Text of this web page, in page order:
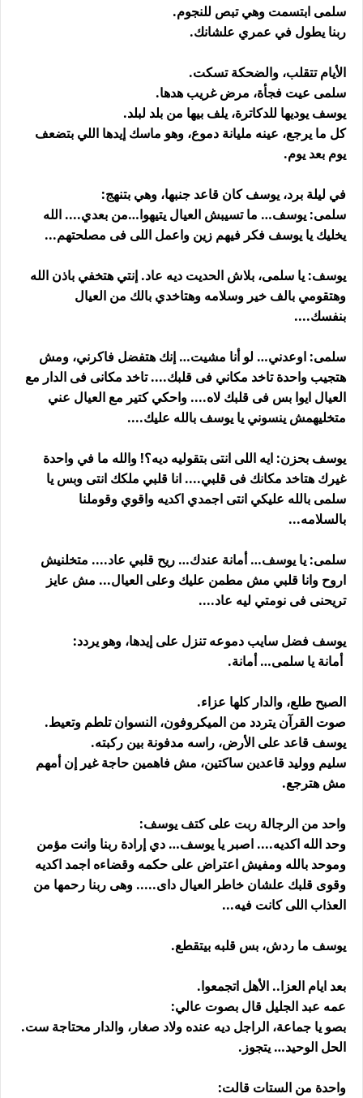
سلمى ابتسمت وهي تبص للنجوم.
ربنا يطول في عمري علشانك.
الأيام تتقلب، والضحكة تسكت.
سلمى عيت فجأة، مرض غريب هدها.
يوسف يوديها للدكاترة، يلف بيها من بلد لبلد.
كل ما يرجع، عينه مليانة دموع، وهو ماسك إيدها اللي بتضعف
يوم بعد يوم.
في ليلة برد، يوسف كان قاعد جنبها، وهي بتنهج:
سلمى: يوسف… ما تسيبش العيال يتيهوا…من بعدي.... الله
يخليك يا يوسف فكر فيهم زين واعمل اللى فى مصلحتهم...
يوسف: يا سلمى، بلاش الحديت ديه عاد. إنتي هتخفي باذن الله
وهتقومي بالف خير وسلامه وهتاخدي بالك من العيال
بنفسك....
سلمى: اوعدني… لو أنا مشيت… إنك هتفضل فاكرني، ومش
هتجيب واحدة تاخد مكاني فى قلبك.... تاخد مكانى فى الدار مع
العيال ايوا بس فى قلبك لاه.... واحكي كتير مع العيال عني
متخليهمش ينسوني يا يوسف بالله عليك....
يوسف بحزن: ايه اللى انتى بتقوليه ديه؟! والله ما في واحدة
غيرك هتاخد مكانك فى قلبي.... انا قلبي ملكك انتى وبس يا
سلمى بالله عليكي انتى اجمدي اكديه واقوي وقوملنا
بالسلامه...
سلمى: يا يوسف… أمانة عندك… ريح قلبي عاد.... متخلنيش
اروح وانا قلبي مش مطمن عليك وعلى العيال... مش عايز
تريحنى فى نومتي ليه عاد....
يوسف فضل سايب دموعه تنزل على إيدها، وهو يردد:
أمانة يا سلمى… أمانة.
الصبح طلع، والدار كلها عزاء.
صوت القرآن يتردد من الميكروفون، النسوان تلطم وتعيط.
يوسف قاعد على الأرض، راسه مدفونة بين ركبته.
سليم ووليد قاعدين ساكتين، مش فاهمين حاجة غير إن أمهم
مش هترجع.
واحد من الرجالة ربت على كتف يوسف:
وحد الله اكديه.... اصبر يا يوسف… دي إرادة ربنا وانت مؤمن
وموحد بالله ومفيش اعتراض على حكمه وقضاءه اجمد اكديه
وقوى قلبك علشان خاطر العيال داى..... وهى ربنا رحمها من
العذاب اللى كانت فيه...
يوسف ما ردش، بس قلبه بيتقطع.
بعد ايام العزا.. الأهل اتجمعوا.
عمه عبد الجليل قال بصوت عالي:
بصو يا جماعة، الراجل ديه عنده ولاد صغار، والدار محتاجة ست.
الحل الوحيد… يتجوز.
واحدة من الستات قالت: